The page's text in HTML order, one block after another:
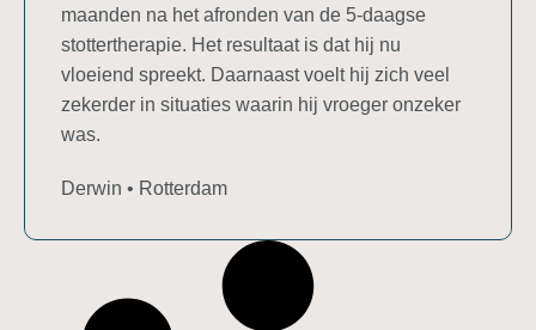
maanden na het afronden van de 5-daagse
stottertherapie. Het resultaat is dat hij nu
vloeiend spreekt. Daarnaast voelt hij zich veel
zekerder in situaties waarin hij vroeger onzeker
was.
Derwin • Rotterdam